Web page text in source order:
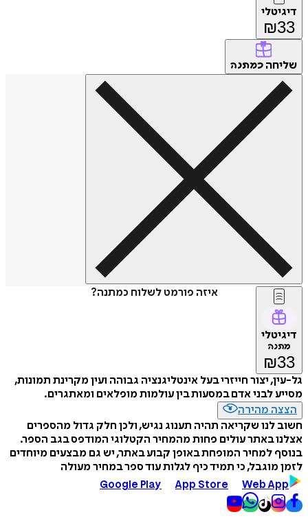
דיגיטלי
₪33
שליחה כמתנה
איזה פורמט לשלוח כמתנה?
דיגיטלי
מתנה
₪33
גל-עין, יצור חייזרי בעל אינטליגנציה גבוהה ועין מקרינת תמונות,
מסייע לבני אדם במסעות בין עולמות מופלאים ומאתגרים.
הצצה מהירה
חשוב לנו שקריאה תהיה תענוג נגיש, ולכן חלק גדול מהספרים
אצלנו באתר עולים פחות מהמחיר הקטלוגי המודפס בגב הספר.
בנוסף למחיר המופחת באופן קבוע באתר, יש גם מבצעים מיוחדים
לזמן מוגבל, כי תמיד כיף לגלות עוד ספר במחיר מעולה
Google Play
App Store Web App